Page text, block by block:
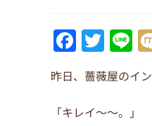
F
a
c
e
T
w
itt
er
Li
n
e
昨日、薔薇屋のイ
「キレイ～～。」